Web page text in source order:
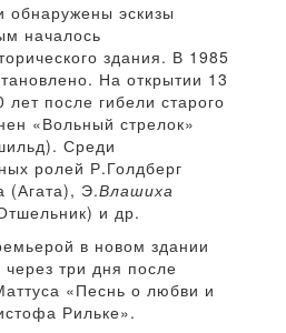
эскизы
началось
здания. В 1985
На открытии 13
после гибели старого
«Вольный стрелок»
Среди
ролей Р.Голдберг
(Агата), Э.Влашиха
и др.
в новом здании
три дня после
«Песнь о любви и
Рильке».